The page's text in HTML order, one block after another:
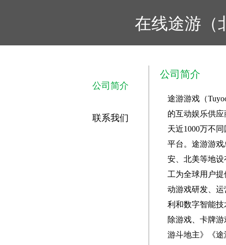
在线途游（
公司简介
联系我们
公司简介
途游游戏（
的互动娱乐供
天近1000万不
平台。途游游
安、北美等地
工为全球用户
动游戏研发、
利和数字智能
除游戏、卡牌
游斗地主》《